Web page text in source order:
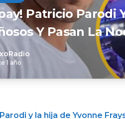
Patricio Parodi
Y Pasan La
1 año
y la hija de Yvonne